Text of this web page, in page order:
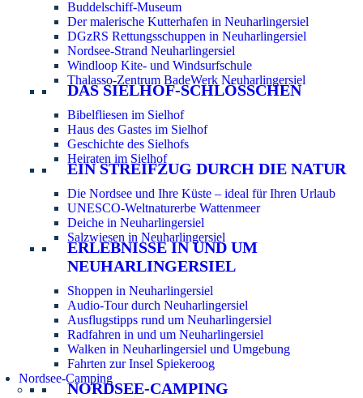
Buddelschiff-Museum
Der malerische Kutterhafen in Neuharlingersiel
DGzRS Rettungsschuppen in Neuharlingersiel
Nordsee-Strand Neuharlingersiel
Windloop Kite- und Windsurfschule
Thalasso-Zentrum BadeWerk Neuharlingersiel
DAS SIELHOF-SCHLÖSSCHEN
Bibelfliesen im Sielhof
Haus des Gastes im Sielhof
Geschichte des Sielhofs
Heiraten im Sielhof
EIN STREIFZUG DURCH DIE NATUR
Die Nordsee und Ihre Küste – ideal für Ihren Urlaub
UNESCO-Weltnaturerbe Wattenmeer
Deiche in Neuharlingersiel
Salzwiesen in Neuharlingersiel
ERLEBNISSE IN UND UM
NEUHARLINGERSIEL
Shoppen in Neuharlingersiel
Audio-Tour durch Neuharlingersiel
Ausflugstipps rund um Neuharlingersiel
Radfahren in und um Neuharlingersiel
Walken in Neuharlingersiel und Umgebung
Fahrten zur Insel Spiekeroog
Nordsee-Camping
NORDSEE-CAMPING